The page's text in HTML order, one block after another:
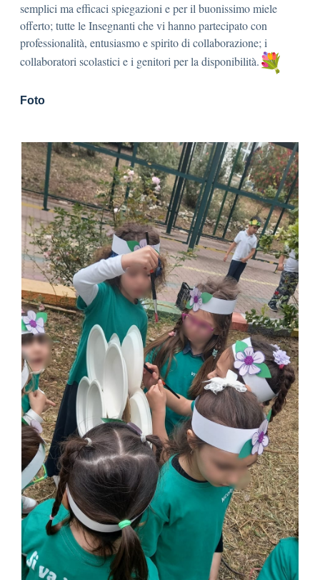
semplici ma efficaci spiegazioni e per il buonissimo miele
offerto; tutte le Insegnanti che vi hanno partecipato con
professionalità, entusiasmo e spirito di collaborazione; i
collaboratori scolastici e i genitori per la disponibilità.
Foto